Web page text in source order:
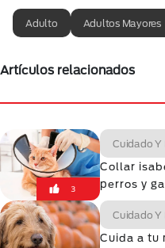
Adulto Adultos Mayores
Artículos relacionados
3
Cuidado Y
Collar
perros y
Cuidado Y
Cuida a tu